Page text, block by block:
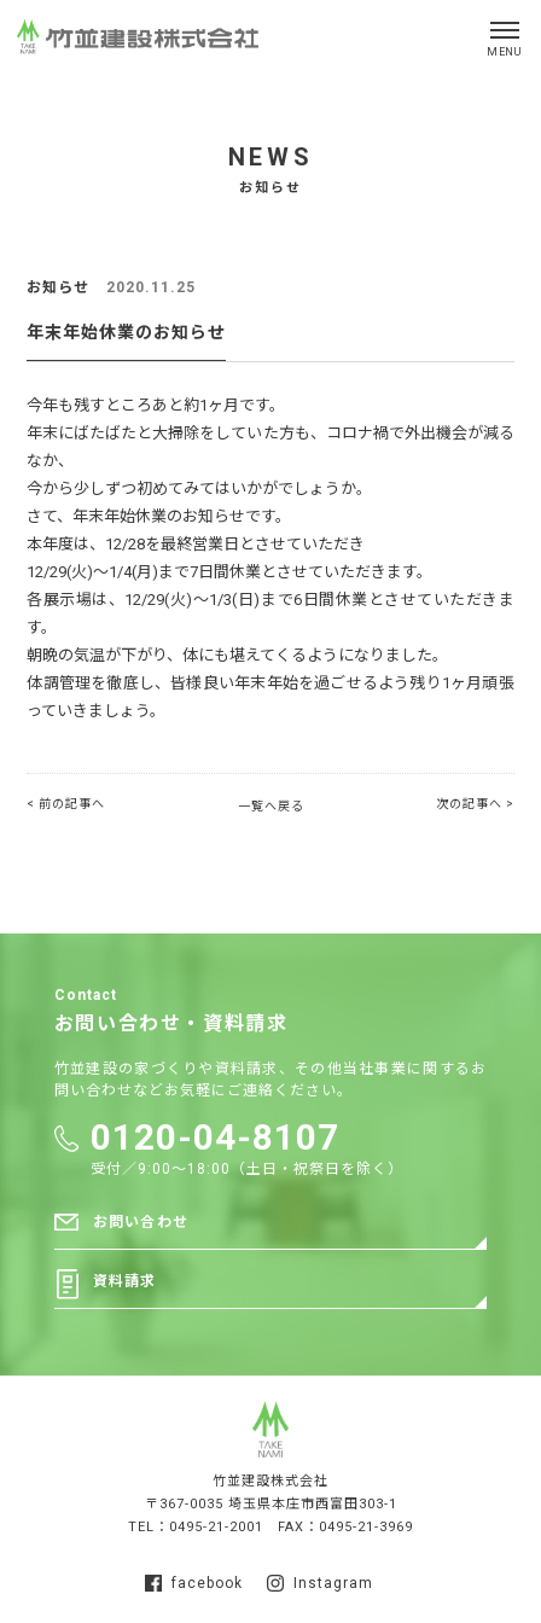
t
i
MENU
NEWS
お知らせ
お知らせ 2020.11.25
年末年始休業のお知らせ
今年も残すところあと約1ヶ月です。
年末にばたばたと大掃除をしていた方も、コロナ禍で外出機会が減る
なか、
今から少しずつ初めてみてはいかがでしょうか。
さて、年末年始休業のお知らせです。
本年度は、12/28を最終営業日とさせていただき
12/29(火)～1/4(月)まで7日間休業とさせていただきます。
各展示場は、12/29(火)～1/3(日)まで6日間休業とさせていただきま
す。
朝晩の気温が下がり、体にも堪えてくるようになりました。
体調管理を徹底し、皆様良い年末年始を過ごせるよう残り1ヶ月頑張
っていきましょう。
< 前の記事へ 一覧へ戻る 次の記事へ >
Contact
お問い合わせ・資料請求
竹並建設の家づくりや資料請求、その他当社事業に関するお
問い合わせなどお気軽にご連絡ください。
0120-04-8107
受付／9:00〜18:00（土日・祝祭日を除く）
お問い合わせ
資料請求
竹並建設株式会社
〒367-0035 埼玉県本庄市西富田303-1
TEL：0495-21-2001 FAX：0495-21-3969
facebook Instagram